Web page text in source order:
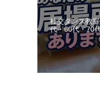
社交ダンス教
代・60代・70